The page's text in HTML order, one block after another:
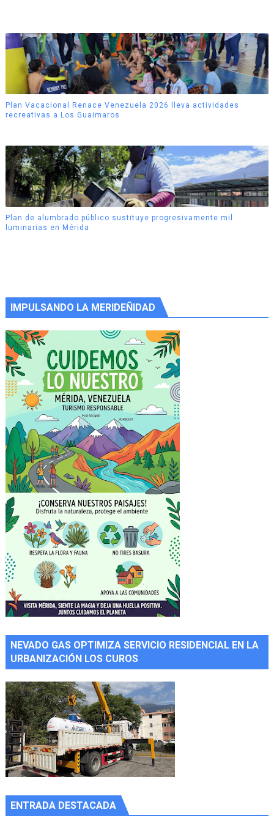
Plan Vacacional Renace Venezuela 2026 lleva actividades
recreativas a Los Guaimaros
Plan de alumbrado público sustituye progresivamente mil
luminarias en Mérida
IMPULSANDO LA MERIDEÑIDAD
NEVADO GAS OPTIMIZA SERVICIO RESIDENCIAL EN LA
URBANIZACIÓN LOS CUROS
ENTRADA DESTACADA